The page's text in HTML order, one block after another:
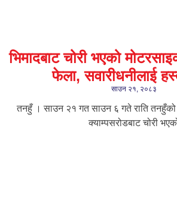
भिमादबाट चोरी भएको
फेला, सवारीधनीलाई
साउन २१, २०८३
तनहुँ । साउन २१ गत साउन ६ गते राति तनहुँको
क्याम्पसरोडबाट चोरी